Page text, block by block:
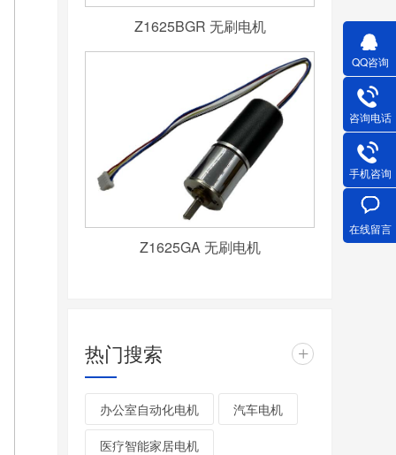
Z1625BGR 无刷电机
Z1625GA 无刷电机
热门搜索 +
办公室自动化电机 汽车电机
医疗智能家居电机
QQ咨询
咨询电话
手机咨询
在线留言